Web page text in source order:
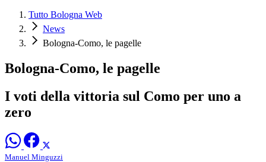
Tutto Bologna Web
News
Bologna-Como, le pagelle
Bologna-Como, le pagelle
I voti della vittoria sul Como per uno a
zero
Manuel Minguzzi